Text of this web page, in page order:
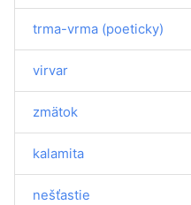
trma-vrma (poeticky)
virvar
zmätok
kalamita
nešťastie